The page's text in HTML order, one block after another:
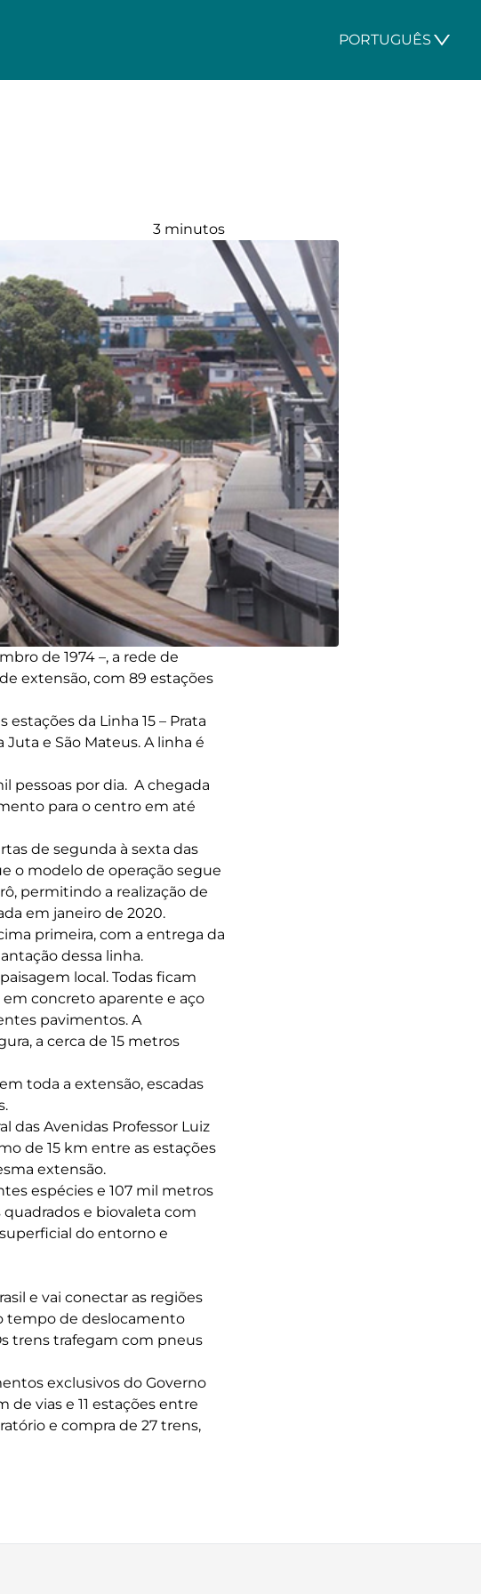
PORTUGUÊS
3 minutos
de 1974 –, a rede de
extensão, com 89 estações
da Linha 15 – Prata
e São Mateus. A linha é
pessoas por dia. A chegada
para o centro em até
de segunda à sexta das
o modelo de operação segue
permitindo a realização de
em janeiro de 2020.
primeira, com a entrega da
dessa linha.
local. Todas ficam
concreto aparente e aço
pavimentos. A
a cerca de 15 metros
toda a extensão, escadas
das Avenidas Professor Luiz
de 15 km entre as estações
extensão.
espécies e 107 mil metros
e biovaleta com
do entorno e
e vai conectar as regiões
tempo de deslocamento
trens trafegam com pneus
exclusivos do Governo
de vias e 11 estações entre
e compra de 27 trens,